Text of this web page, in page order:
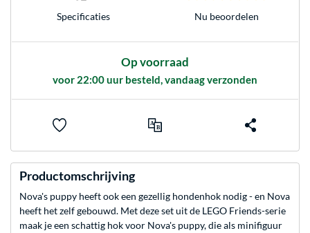
Specificaties Nu beoordelen
Op voorraad
voor 22:00 uur besteld, vandaag verzonden
Productomschrijving
Nova's puppy heeft ook een gezellig hondenhok nodig - en Nova
heeft het zelf gebouwd. Met deze set uit de LEGO Friends-serie
maak je een schattig hok voor Nova's puppy, die als minifiguur